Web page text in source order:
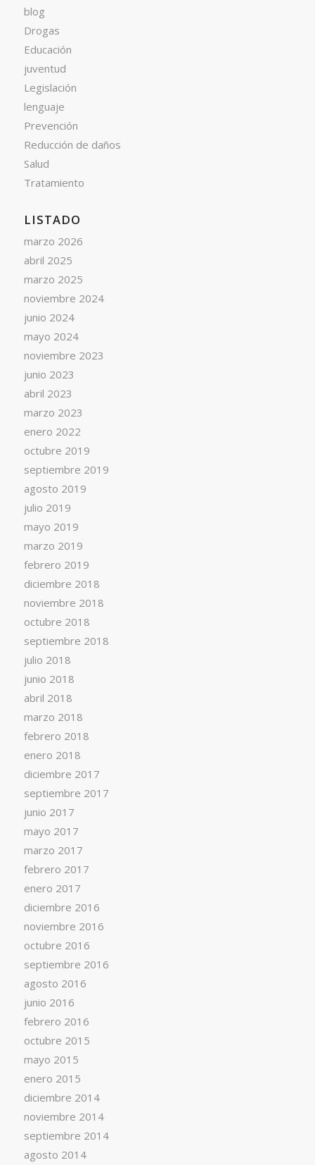
blog
Drogas
Educación
juventud
Legislación
lenguaje
Prevención
Reducción de daños
Salud
Tratamiento
LISTADO
marzo 2026
abril 2025
marzo 2025
noviembre 2024
junio 2024
mayo 2024
noviembre 2023
junio 2023
abril 2023
marzo 2023
enero 2022
octubre 2019
septiembre 2019
agosto 2019
julio 2019
mayo 2019
marzo 2019
febrero 2019
diciembre 2018
noviembre 2018
octubre 2018
septiembre 2018
julio 2018
junio 2018
abril 2018
marzo 2018
febrero 2018
enero 2018
diciembre 2017
septiembre 2017
junio 2017
mayo 2017
marzo 2017
febrero 2017
enero 2017
diciembre 2016
noviembre 2016
octubre 2016
septiembre 2016
agosto 2016
junio 2016
febrero 2016
octubre 2015
mayo 2015
enero 2015
diciembre 2014
noviembre 2014
septiembre 2014
agosto 2014